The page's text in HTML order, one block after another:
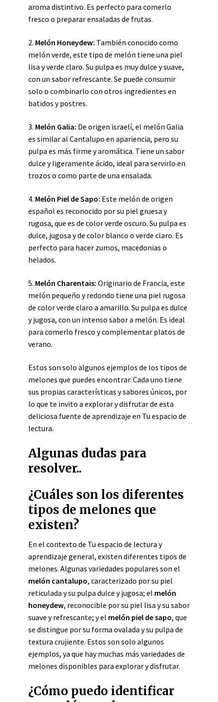
aroma distintivo. Es perfecto para comerlo
fresco o preparar ensaladas de frutas.
2. Melón Honeydew: También conocido como
melón verde, este tipo de melón tiene una piel
lisa y verde claro. Su pulpa es muy dulce y suave,
con un sabor refrescante. Se puede consumir
solo o combinarlo con otros ingredientes en
batidos y postres.
3. Melón Galia: De origen israelí, el melón Galia
es similar al Cantalupo en apariencia, pero su
pulpa es más firme y aromática. Tiene un sabor
dulce y ligeramente ácido, ideal para servirlo en
trozos o como parte de una ensalada.
4. Melón Piel de Sapo: Este melón de origen
español es reconocido por su piel gruesa y
rugosa, que es de color verde oscuro. Su pulpa es
dulce, jugosa y de color blanco o verde claro. Es
perfecto para hacer zumos, macedonias o
helados.
5. Melón Charentais: Originario de Francia, este
melón pequeño y redondo tiene una piel rugosa
de color verde claro a amarillo. Su pulpa es dulce
y jugosa, con un intenso sabor a melón. Es ideal
para comerlo fresco y complementar platos de
verano.
Estos son solo algunos ejemplos de los tipos de
melones que puedes encontrar. Cada uno tiene
sus propias características y sabores únicos, por
lo que te invito a explorar y disfrutar de esta
deliciosa fuente de aprendizaje en Tu espacio de
lectura.
Algunas dudas para
resolver..
¿Cuáles son los diferentes
tipos de melones que
existen?
En el contexto de Tu espacio de lectura y
aprendizaje general, existen diferentes tipos de
melones. Algunas variedades populares son el
melón cantalupo, caracterizado por su piel
reticulada y su pulpa dulce y jugosa; el melón
honeydew, reconocible por su piel lisa y su sabor
suave y refrescante; y el melón piel de sapo, que
se distingue por su forma ovalada y su pulpa de
textura crujiente. Estos son solo algunos
ejemplos, ya que hay muchas más variedades de
melones disponibles para explorar y disfrutar.
¿Cómo puedo identificar